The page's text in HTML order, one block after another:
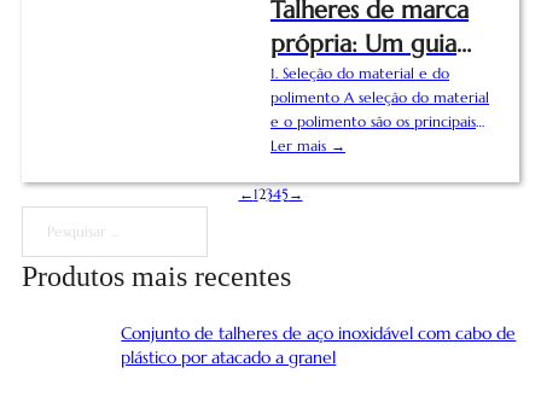
mesa de jantar, a diversidade das
colheres responde às nossas
diferentes necessidades. Segue-se
um olhar pormenorizado...
Talheres de marca
própria: Um guia
para marcas e
distribuidores
1. Seleção do material e do
polimento A seleção do material
e o polimento são os principais
factores dos talheres de marca
posicionamento do produto e a
ambas em conformidade com as
internacionais para acesso ao
mercado global. 2. Personalização
Ler mais →
←12345 →
Pesquisar
Produtos mais recentes
Conjunto de talheres de aço inoxidável com cabo de
plástico por atacado a granel